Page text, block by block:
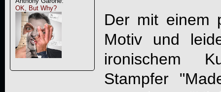
OK, But Why?
Der mit einem
Motiv und
ironischem
Stampfer